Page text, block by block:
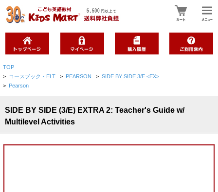
TOP
> コースブック・ELT > PEARSON > SIDE BY SIDE 3/E <EX>
> Pearson
SIDE BY SIDE (3/E) EXTRA 2: Teacher's Guide w/
Multilevel Activities